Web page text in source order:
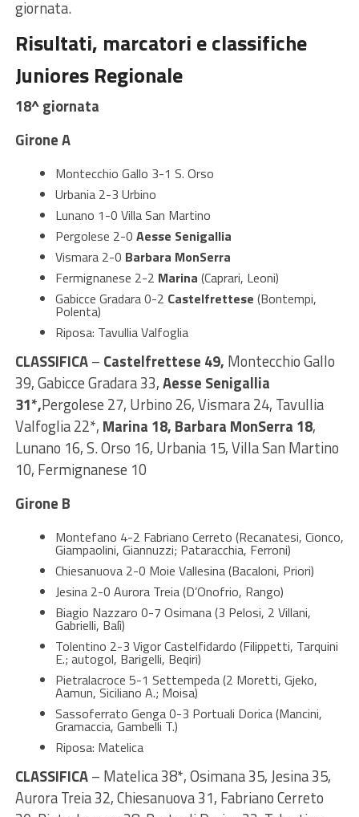
giornata.
Risultati, marcatori e classifiche
Juniores Regionale
18^ giornata
Girone A
Montecchio Gallo 3-1 S. Orso
Urbania 2-3 Urbino
Lunano 1-0 Villa San Martino
Pergolese 2-0 Aesse Senigallia
Vismara 2-0 Barbara MonSerra
Fermignanese 2-2 Marina (Caprari, Leoni)
Gabicce Gradara 0-2 Castelfrettese (Bontempi,
Polenta)
Riposa: Tavullia Valfoglia
CLASSIFICA– Castelfrettese 49, Montecchio Gallo
39, Gabicce Gradara 33,Aesse Senigallia
31*,Pergolese 27, Urbino 26, Vismara 24, Tavullia
Valfoglia 22*, Marina 18, Barbara MonSerra 18,
Lunano 16, S. Orso 16, Urbania 15, Villa San Martino
10, Fermignanese 10
Girone B
Montefano 4-2 Fabriano Cerreto (Recanatesi, Cionco,
Giampaolini, Giannuzzi; Pataracchia, Ferroni)
Chiesanuova 2-0 Moie Vallesina (Bacaloni, Priori)
Jesina 2-0 Aurora Treia (D’Onofrio, Rango)
Biagio Nazzaro 0-7 Osimana (3 Pelosi, 2 Villani,
Gabrielli, Balì)
Tolentino 2-3 Vigor Castelfidardo (Filippetti, Tarquini
E.; autogol, Barigelli, Beqiri)
Pietralacroce 5-1 Settempeda (2 Moretti, Gjeko,
Aamun, Siciliano A.; Moisa)
Sassoferrato Genga 0-3 Portuali Dorica (Mancini,
Gramaccia, Gambelli T.)
Riposa: Matelica
CLASSIFICA– Matelica 38*, Osimana 35, Jesina 35,
Aurora Treia 32, Chiesanuova 31, Fabriano Cerreto